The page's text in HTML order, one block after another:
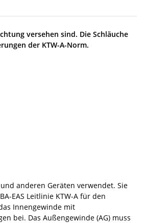
versehen sind. Die Schläuche
der KTW-A-Norm.
anderen Geräten verwendet. Sie
EAS Leitlinie KTW-A für den
Innengewinde mit
bei. Das Außengewinde (AG) muss